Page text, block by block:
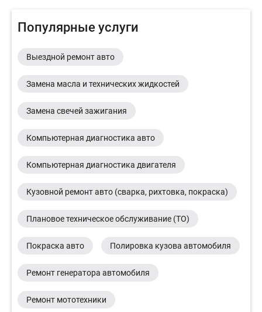
Популярные услуги
Выездной ремонт авто
Замена масла и технических жидкостей
Замена свечей зажигания
Компьютерная диагностика авто
Компьютерная диагностика двигателя
Кузовной ремонт авто (сварка, рихтовка, покраска)
Плановое техническое обслуживание (ТО)
Покраска авто Полировка кузова автомобиля
Ремонт генератора автомобиля
Ремонт мототехники